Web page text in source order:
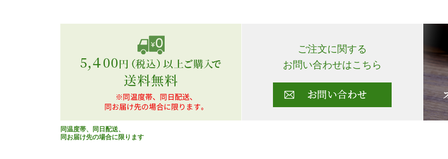
同温度帯、同日配送、
同お届け先の場合に限ります
ご注文に関する
お問い合わせはこちら